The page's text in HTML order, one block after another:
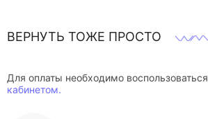
ВЕРНУТЬ ТОЖЕ ПРОСТО
Для оплаты необходимо воспользоваться
кабинетом.